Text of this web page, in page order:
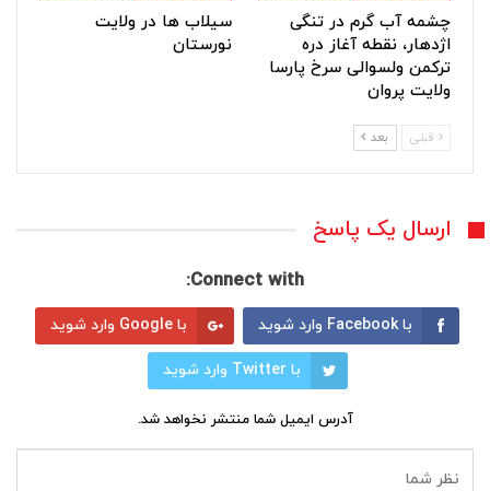
چشمه آب گرم در تنگی
اژدهار، نقطه آغاز دره
ترکمن ولسوالی سرخ پارسا
ولایت پروان
سیلاب ها در ولایت
نورستان
قبلی بعد
ارسال یک پاسخ
Connect with:
با Facebook وارد شوید با Google وارد شوید
با Twitter وارد شوید
آدرس ایمیل شما منتشر نخواهد شد.